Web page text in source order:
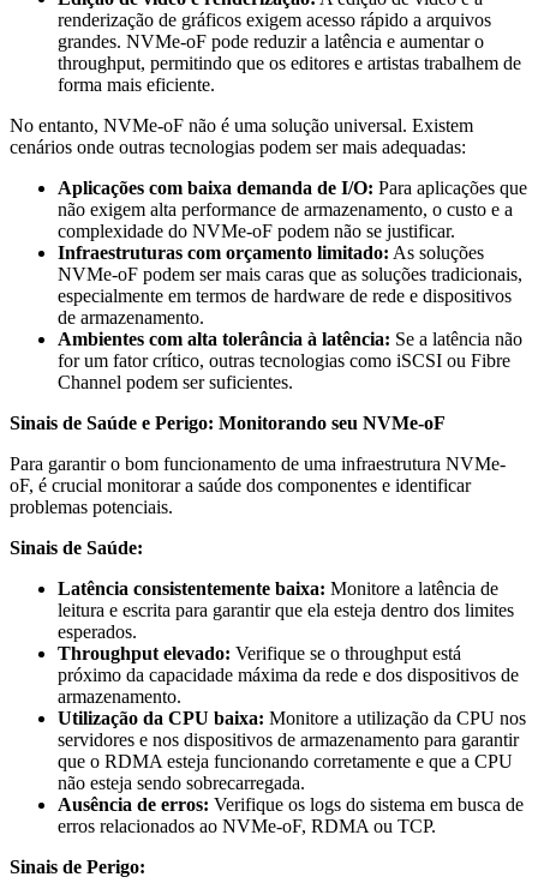
renderização de gráficos exigem acesso rápido a arquivos
grandes. NVMe-oF pode reduzir a latência e aumentar o
throughput, permitindo que os editores e artistas trabalhem de
forma mais eficiente.
No entanto, NVMe-oF não é uma solução universal. Existem
cenários onde outras tecnologias podem ser mais adequadas:
Aplicações com baixa demanda de I/O: Para aplicações que
não exigem alta performance de armazenamento, o custo e a
complexidade do NVMe-oF podem não se justificar.
Infraestruturas com orçamento limitado: As soluções
NVMe-oF podem ser mais caras que as soluções tradicionais,
especialmente em termos de hardware de rede e dispositivos
de armazenamento.
Ambientes com alta tolerância à latência: Se a latência não
for um fator crítico, outras tecnologias como iSCSI ou Fibre
Channel podem ser suficientes.
Sinais de Saúde e Perigo: Monitorando seu NVMe-oF
Para garantir o bom funcionamento de uma infraestrutura NVMe-
oF, é crucial monitorar a saúde dos componentes e identificar
problemas potenciais.
Sinais de Saúde:
Latência consistentemente baixa: Monitore a latência de
leitura e escrita para garantir que ela esteja dentro dos limites
esperados.
Throughput elevado: Verifique se o throughput está
próximo da capacidade máxima da rede e dos dispositivos de
armazenamento.
Utilização da CPU baixa: Monitore a utilização da CPU nos
servidores e nos dispositivos de armazenamento para garantir
que o RDMA esteja funcionando corretamente e que a CPU
não esteja sendo sobrecarregada.
Ausência de erros: Verifique os logs do sistema em busca de
erros relacionados ao NVMe-oF, RDMA ou TCP.
Sinais de Perigo: